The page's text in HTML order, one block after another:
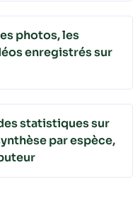
photos, les
enregistrés sur
statistiques sur
par espèce,